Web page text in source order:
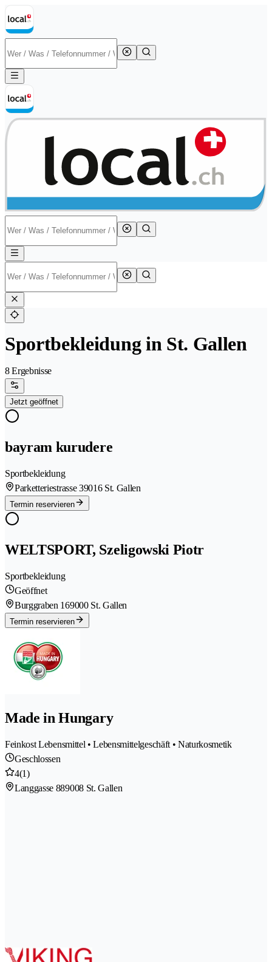
Sportbekleidung in St. Gallen
8 Ergebnisse
Jetzt geöffnet
bayram kurudere
Sportbekleidung
Parketteriestrasse 39016 St. Gallen
Termin reservieren
WELTSPORT, Szeligowski Piotr
Sportbekleidung
Geöffnet
Burggraben 169000 St. Gallen
Termin reservieren
Made in Hungary
Feinkost Lebensmittel • Lebensmittelgeschäft • Naturkosmetik
Geschlossen
4(1)
Langgasse 889008 St. Gallen